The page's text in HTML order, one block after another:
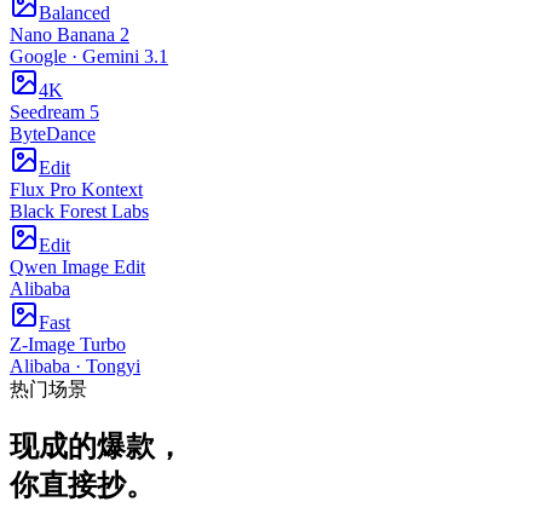
Balanced
Nano Banana 2
Google · Gemini 3.1
4K
Seedream 5
ByteDance
Edit
Flux Pro Kontext
Black Forest Labs
Edit
Qwen Image Edit
Alibaba
Fast
Z-Image Turbo
Alibaba · Tongyi
热门场景
现成的爆款 ，
你直接抄。